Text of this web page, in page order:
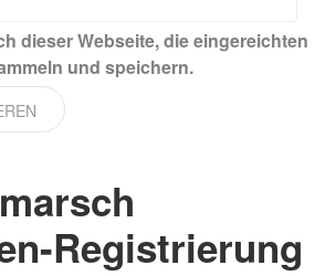
dieser Webseite, die eingereichten
und speichern.
Registrierung